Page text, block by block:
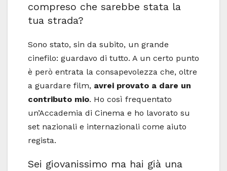
compreso che sarebbe stata la
tua strada?
Sono stato, sin da subito, un grande
cinefilo: guardavo di tutto. A un certo punto
è però entrata la consapevolezza che, oltre
a guardare film, avrei provato a dare un
contributo mio. Ho così frequentato
un’Accademia di Cinema e ho lavorato su
set nazionali e internazionali come aiuto
regista.
Sei giovanissimo ma hai già una